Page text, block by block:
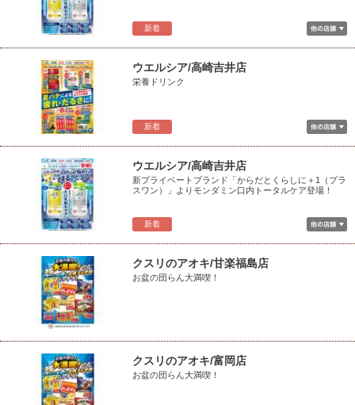
新着
新着
ウエルシア/高崎吉井店
栄養ドリンク
新着
ウエルシア/高崎吉井店
新プライベートブランド「からだとくらしに＋1（プラ
スワン）」よりモンダミン口内トータルケア登場！
クスリのアオキ/甘楽福島店
お盆の団らん大満喫！
クスリのアオキ/富岡店
お盆の団らん大満喫！